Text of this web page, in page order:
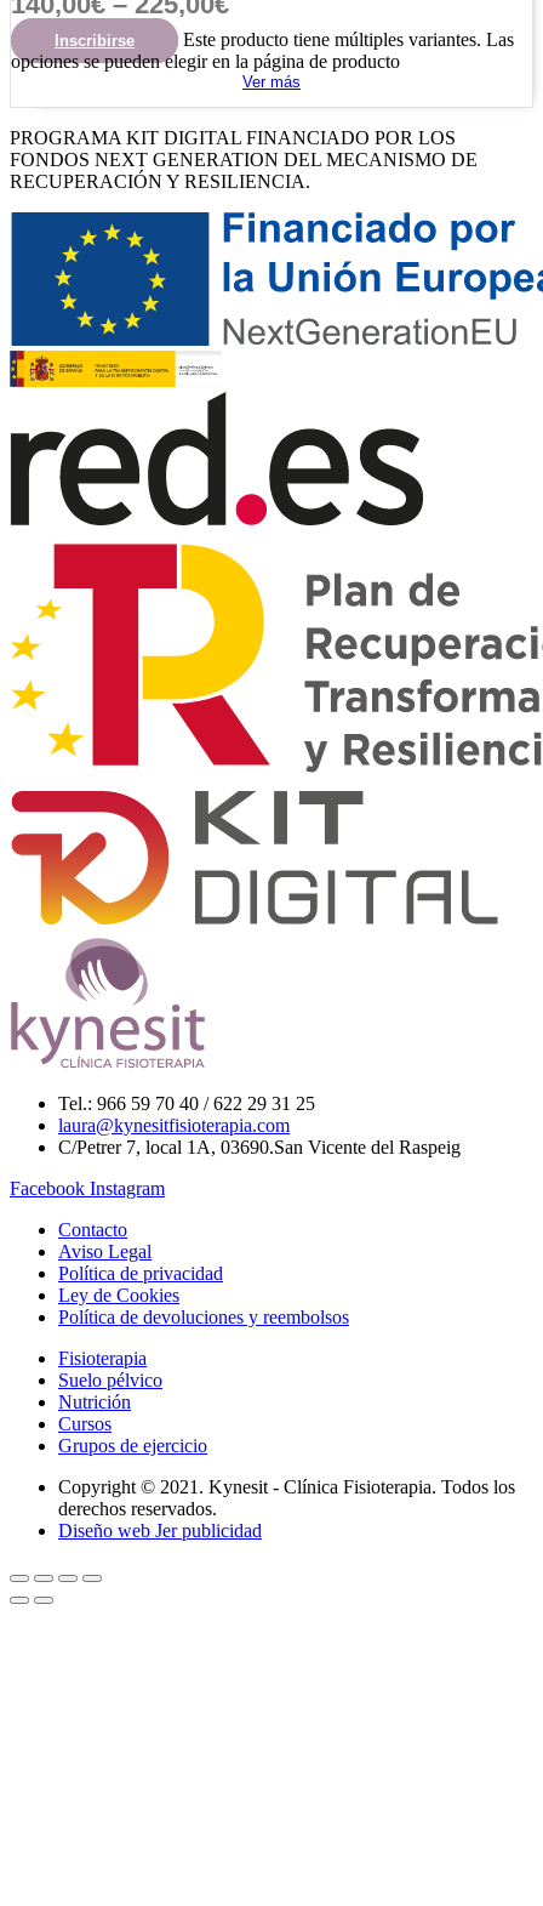
Inscribirse
Este producto tiene múltiples variantes. Las
opciones se pueden elegir en la página de producto
Ver más
PROGRAMA KIT DIGITAL FINANCIADO POR LOS
FONDOS NEXT GENERATION DEL MECANISMO DE
RECUPERACIÓN Y RESILIENCIA.
Tel.: 966 59 70 40 / 622 29 31 25
laura@kynesitfisioterapia.com
C/Petrer 7, local 1A, 03690.San Vicente del Raspeig
Facebook Instagram
Contacto
Aviso Legal
Política de privacidad
Ley de Cookies
Política de devoluciones y reembolsos
Fisioterapia
Suelo pélvico
Nutrición
Cursos
Grupos de ejercicio
Copyright © 2021. Kynesit - Clínica Fisioterapia. Todos los
derechos reservados.
Diseño web Jer publicidad